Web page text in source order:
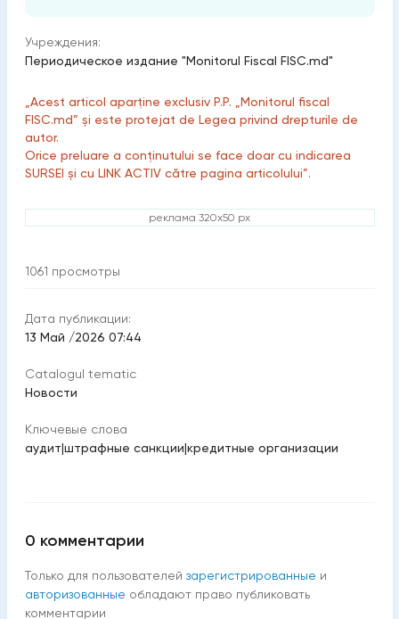
Учреждения:
Периодическое издание "Monitorul Fiscal FISC.md"
„Acest articol aparține exclusiv P.P. „Monitorul fiscal
FISC.md” și este protejat de Legea privind drepturile de
autor.
Orice preluare a conținutului se face doar cu indicarea
SURSEI și cu LINK ACTIV către pagina articolului”.
реклама 320x50 px
1061 просмотры
Дата публикации:
13 Май /2026 07:44
Catalogul tematic
Новости
Ключевые слова
аудит|штрафные санкции|кредитные организации
0 комментарии
Только для пользователей зарегистрированные и
авторизованные обладают право публиковать
комментарии